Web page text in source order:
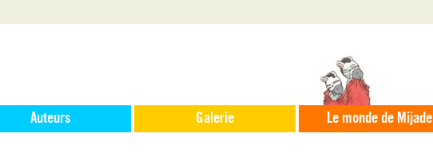
Auteurs Galerie Le monde de Mijade